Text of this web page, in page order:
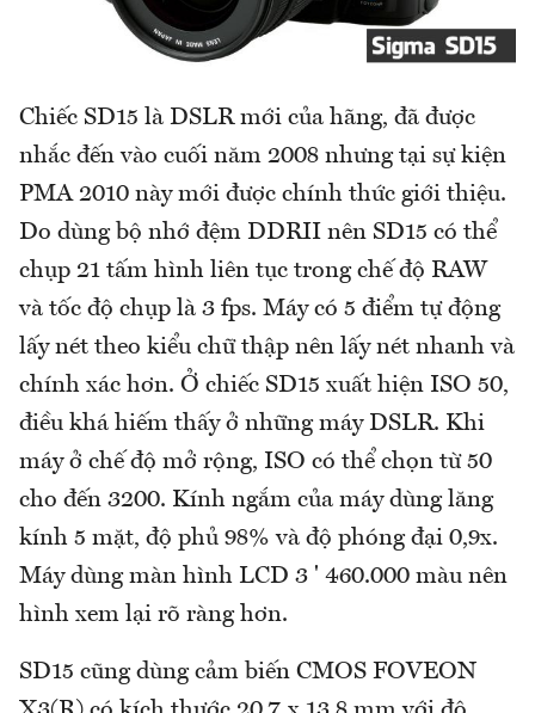
Chiếc SD15 là DSLR mới của hãng, đã được
nhắc đến vào cuối năm 2008 nhưng tại sự kiện
PMA 2010 này mới được chính thức giới thiệu.
Do dùng bộ nhớ đệm DDRII nên SD15 có thể
chụp 21 tấm hình liên tục trong chế độ RAW
và tốc độ chụp là 3 fps. Máy có 5 điểm tự động
lấy nét theo kiểu chữ thập nên lấy nét nhanh và
chính xác hơn. Ở chiếc SD15 xuất hiện ISO 50,
điều khá hiếm thấy ở những máy DSLR. Khi
máy ở chế độ mở rộng, ISO có thể chọn từ 50
cho đến 3200. Kính ngắm của máy dùng lăng
kính 5 mặt, độ phủ 98% và độ phóng đại 0,9x.
Máy dùng màn hình LCD 3 ' 460.000 màu nên
hình xem lại rõ ràng hơn.
SD15 cũng dùng cảm biến CMOS FOVEON